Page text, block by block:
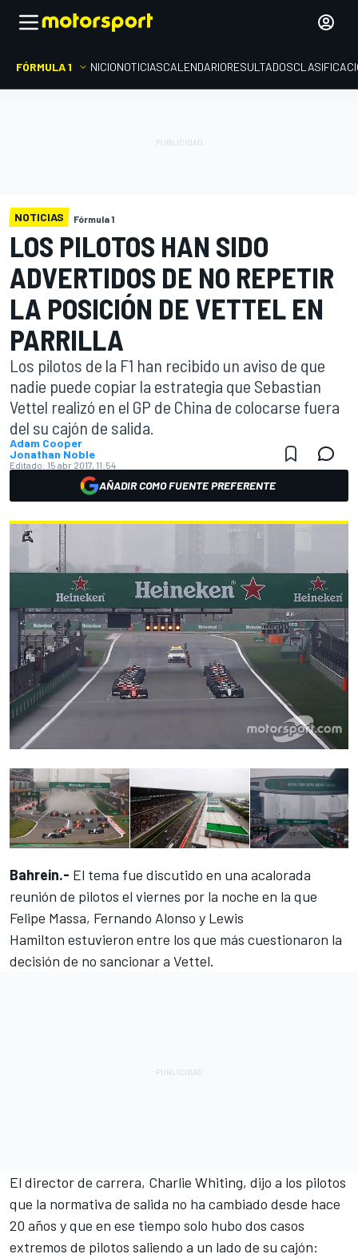
FÓRMULA 1 INICIONOTICIASCALENDARIORESULTADOS
NOTICIAS Fórmula 1
LOS PILOTOS HAN SIDO
ADVERTIDOS DE NO REPETIR
LA POSICIÓN DE VETTEL EN
PARRILLA
Los pilotos de la F1 han recibido un aviso de que
nadie puede copiar la estrategia que Sebastian
Vettel realizó en el GP de China de colocarse fuera
del su cajón de salida.
Adam Cooper
Jonathan Noble
Editado: 15 abr 2017, 11:54
AÑADIR COMO FUENTE PREFERENTE
Bahrein.- El tema fue discutido en una acalorada
reunión de pilotos el viernes por la noche en la que
Felipe Massa, Fernando Alonso y Lewis
Hamilton estuvieron entre los que más cuestionaron la
decisión de no sancionar a Vettel.
El director de carrera, Charlie Whiting, dijo a los pilotos
que la normativa de salida no ha cambiado desde hace
20 años y que en ese tiempo solo hubo dos casos
extremos de pilotos saliendo a un lado de su cajón: